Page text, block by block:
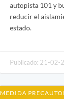
autopista 101 y
reducir el
estado.
Publicado: 21-02-
MEDIDA